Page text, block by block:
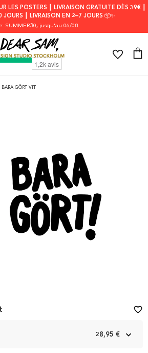
LES POSTERS ┃ LIVRAISON GRATUITE DÈS 39€ ┃
JOURS ┃ LIVRAISON EN 2–7 JOURS 📦✨
SUMMER30, jusqu'au 06/08
BARA GÖRT VIT
28,95 €
favorite_border